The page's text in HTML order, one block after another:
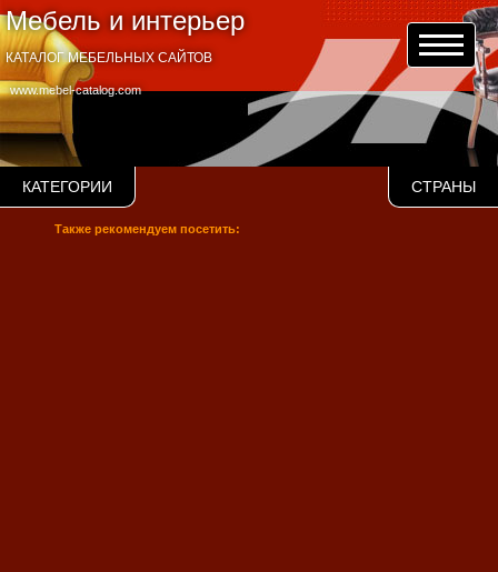
Мебель и интерьер
www.mebel-catalog.com
КАТАЛОГ МЕБЕЛЬНЫХ САЙТОВ
КАТЕГОРИИ СТРАНЫ
Также рекомендуем посетить: